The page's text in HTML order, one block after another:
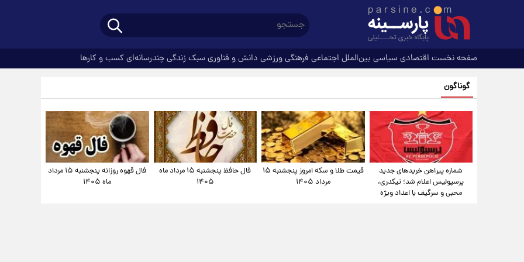
صفحه نخست اقتصادی سیاسی بین‌الملل اجتماعی فرهنگیورزشی دانش و فناوری سبک زندگیچندرسانه‌ای کسب و کارها
گوناگون
شماره پیراهن خریدهای جدید
پرسپولیس اعلام شد؛ تیکدری،
محبی و سرگیف با اعداد ویژه
قیمت طلا و سکه امروز پنجشنبه ۱۵
مرداد ۱۴۰۵
فال حافظ پنجشنبه ۱۵ مرداد ماه
۱۴۰۵
فال قهوه روزانه پنجشنبه ۱۵ مرداد
ماه ۱۴۰۵